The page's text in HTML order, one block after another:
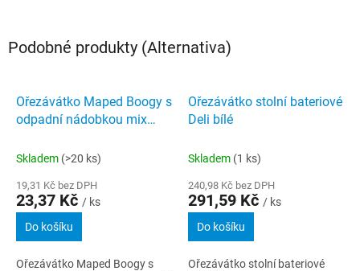
Podobné produkty (Alternativa)
Ořezávátko Maped Boogy s
odpadní nádobkou mix
Skladem (>20 ks)
19,31 Kč bez DPH
23,37 Kč / ks
Do košíku
Ořezávátko Maped Boogy s
Ořezávátko stolní bateriové
Deli bílé
Skladem (1 ks)
240,98 Kč bez DPH
291,59 Kč / ks
Do košíku
Ořezávátko stolní bateriové